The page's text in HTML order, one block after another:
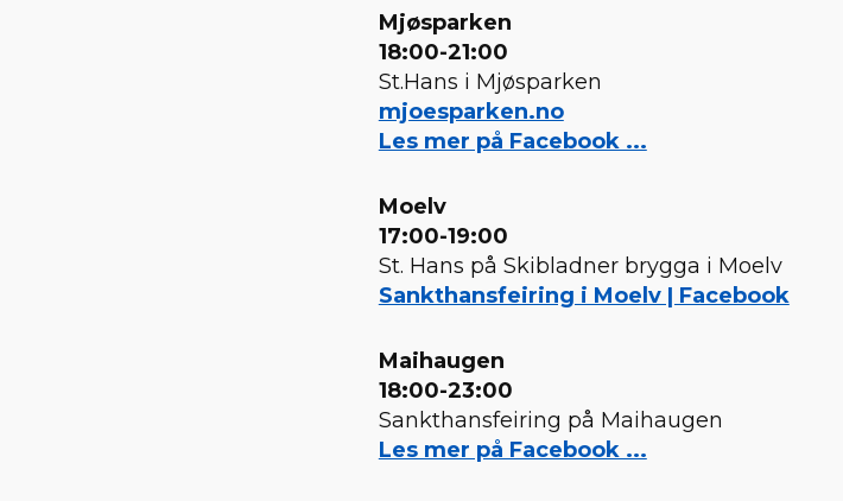
Mjøsparken
18:00-21:00
St.Hans i Mjøsparken
mjoesparken.no
Les mer på Facebook ...
Moelv
17:00-19:00
St. Hans på Skibladner brygga i Moelv
Sankthansfeiring i Moelv | Facebook
Maihaugen
18:00-23:00
Sankthansfeiring på Maihaugen
Les mer på Facebook ...